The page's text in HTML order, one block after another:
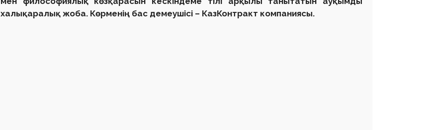
халықаралық жоба. Көрменің бас демеушісі – КазКонтракт компаниясы.